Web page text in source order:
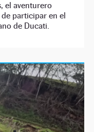
el aventurero
participar en el
de Ducati.